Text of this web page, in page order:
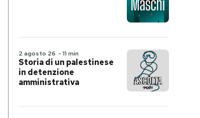
2 agosto 26 - 11 min
Storia di un palestinese
in detenzione
amministrativa